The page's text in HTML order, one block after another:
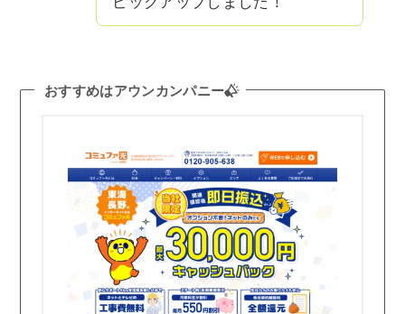
おすすめはアウンカンパニー